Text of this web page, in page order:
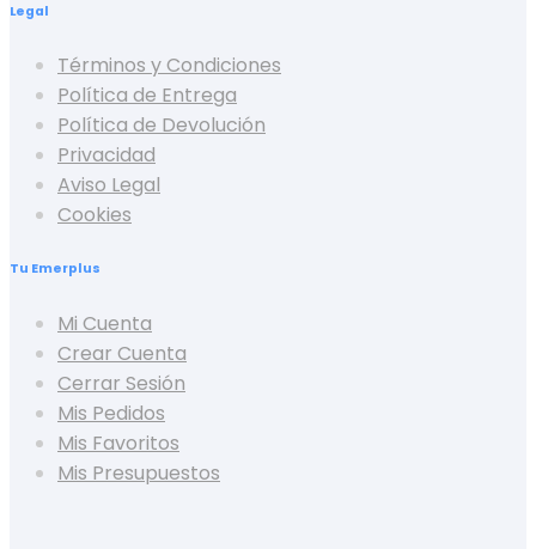
Legal
Términos y Condiciones
Política de Entrega
Política de Devolución
Privacidad
Aviso Legal
Cookies
Tu Emerplus
Mi Cuenta
Crear Cuenta
Cerrar Sesión
Mis Pedidos
Mis Favoritos
Mis Presupuestos